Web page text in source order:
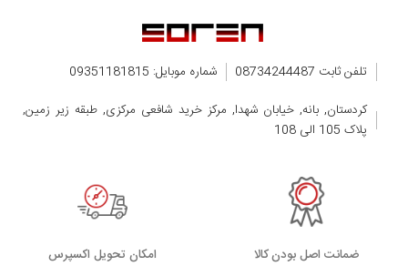
تلفن ثابت 08734244487
شماره موبایل: 09351181815
کردستان, بانه, خیابان شهدا, مرکز خرید شافعی مرکزی, طبقه زیر زمین,
پلاک 105 الی 108
ضمانت اصل بودن کالا اﻣﮑﺎن ﺗﺤﻮﯾﻞ اﮐﺴﭙﺮس